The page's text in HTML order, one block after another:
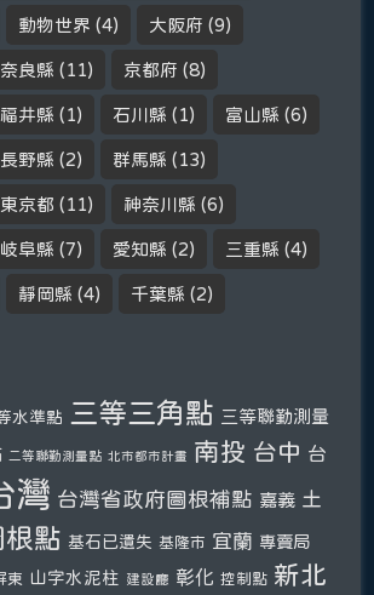
動物世界 (4) 大阪府 (9)
奈良縣 (11) 京都府 (8)
福井縣 (1) 石川縣 (1) 富山縣 (6)
長野縣 (2) 群馬縣 (13)
東京都 (11) 神奈川縣 (6)
岐阜縣 (7) 愛知縣 (2) 三重縣 (4)
靜岡縣 (4) 千葉縣 (2)
水準點 三等三角點 三等聯勤測量
二等聯勤測量點 北市都市計畫 南投 台中 台
灣 台灣省政府圖根補點 嘉義 土
根點 基石已遺失 基隆市 宜蘭 專賣局
東 山字水泥柱 建設廳 彰化 控制點 新北